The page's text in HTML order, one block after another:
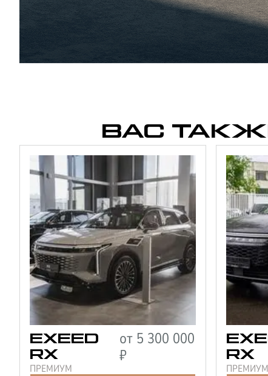
ВАС
EXEED
RX
от 5 300 000
₽
ПРЕМИУМ
RX
ПРЕМИУМ